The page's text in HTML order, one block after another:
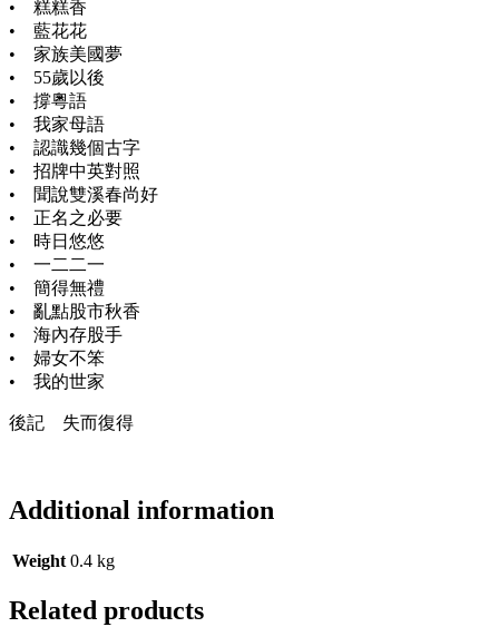
• 糕糕香
• 藍花花
• 家族美國夢
• 55歲以後
• 撐粵語
• 我家母語
• 認識幾個古字
• 招牌中英對照
• 聞說雙溪春尚好
• 正名之必要
• 時日悠悠
• 一二二一
• 簡得無禮
• 亂點股市秋香
• 海內存股手
• 婦女不笨
• 我的世家
後記 失而復得
Additional information
Weight 0.4 kg
Related products